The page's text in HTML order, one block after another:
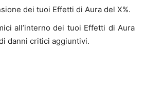
dei tuoi Effetti di Aura del X%.
all’interno dei tuoi Effetti di Aura
danni critici aggiuntivi.